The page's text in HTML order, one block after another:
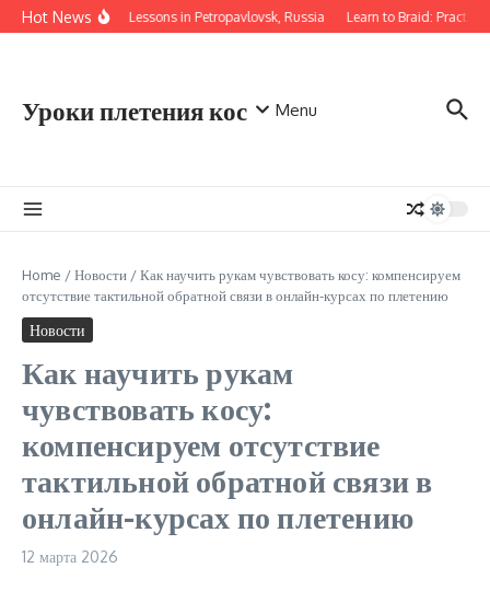
Перейти к содержанию
Hot NewsBraiding Lessons in Petropavlovsk, Russia Learn to Braid:
Уроки плетения кос Menu
Home /Новости /Как научить рукам чувствовать косу: компенсируем
отсутствие тактильной обратной связи в онлайн-курсах по плетению
Новости
Как научить рукам
чувствовать косу:
компенсируем отсутствие
тактильной обратной связи в
онлайн-курсах по плетению
12 марта 2026